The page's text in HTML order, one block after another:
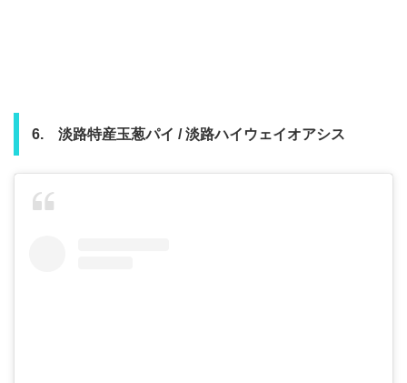
6. 淡路特産玉葱パイ / 淡路ハイウェイオアシス